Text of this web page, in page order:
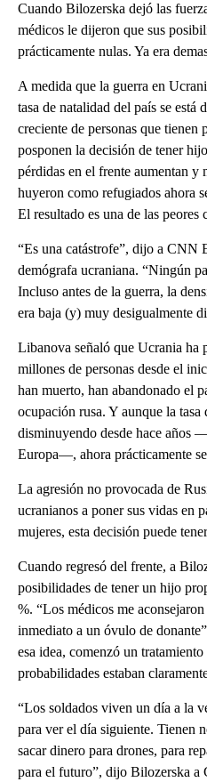
Cuando Bilozerska dejó las
médicos le dijeron que sus
prácticamente nulas. Ya era
A medida que la guerra en
tasa de natalidad del país se está
creciente de personas que tienen
posponen la decisión de tener
pérdidas en el frente aumentan y
huyeron como refugiados ahora
El resultado es una de las
“Es una catástrofe”, dijo a CNN
demógrafa ucraniana. “Ningún
Incluso antes de la guerra, la
era baja (y) muy desigualmente
Libanova señaló que Ucrania ha
millones de personas desde el
han muerto, han abandonado el
ocupación rusa. Y aunque la
disminuyendo desde hace años
Europa—, ahora prácticamente
La agresión no provocada de
ucranianos a poner sus vidas en
mujeres, esta decisión puede
Cuando regresó del frente, a
posibilidades de tener un hijo
%. “Los médicos me
inmediato a un óvulo de
esa idea, comenzó un
probabilidades estaban
“Los soldados viven un día a la
para ver el día siguiente. Tienen
sacar dinero para drones, para
para el futuro”, dijo Bilozerska